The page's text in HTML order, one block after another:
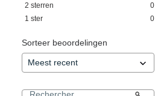
2 sterren
0
1 ster 0
Sorteer beoordelingen